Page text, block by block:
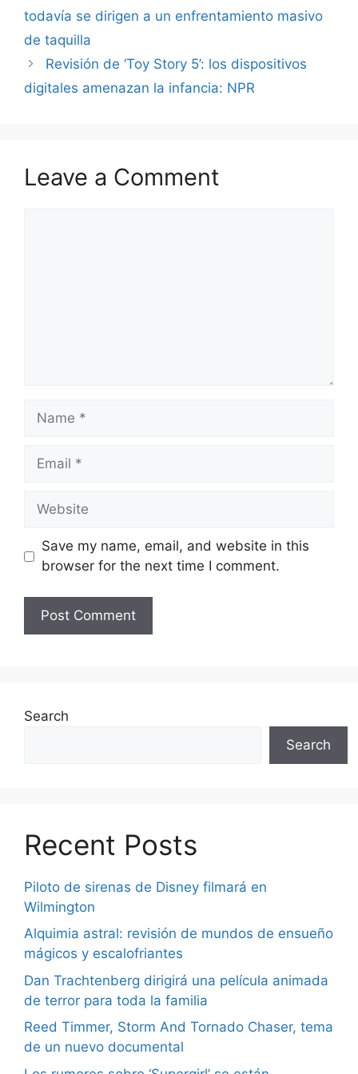
todavía se dirigen a un enfrentamiento masivo
de taquilla
Revisión de ‘Toy Story 5’: los dispositivos
digitales amenazan la infancia: NPR
Leave a Comment
Name
Email
Website
Save my name, email, and website in this
browser for the next time I comment.
Search
Search
Recent Posts
Piloto de sirenas de Disney filmará en
Wilmington
Alquimia astral: revisión de mundos de ensueño
mágicos y escalofriantes
Dan Trachtenberg dirigirá una película animada
de terror para toda la familia
Reed Timmer, Storm And Tornado Chaser, tema
de un nuevo documental